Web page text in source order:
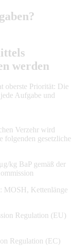
werden
oberste Priorität: Die
Aufgabe und
Verzehr wird
folgenden gesetzliche
kg BaP gemäß der
MOSH, Kettenlänge
Regulation (EU)
Regulation (EC)